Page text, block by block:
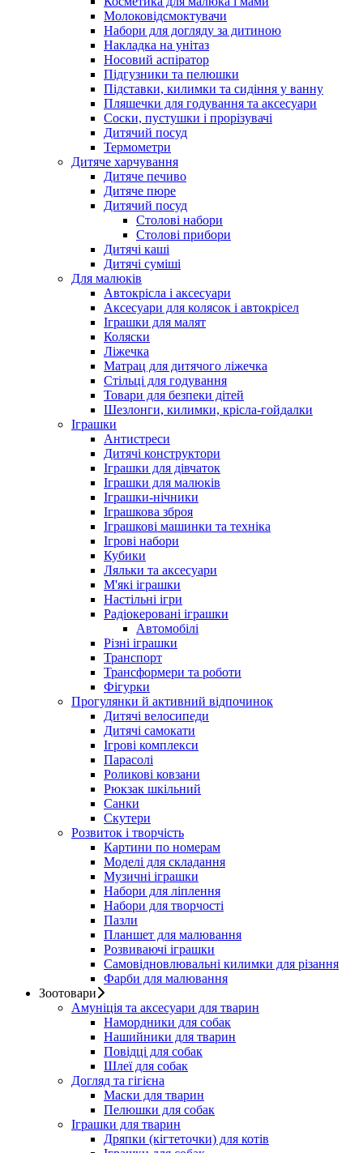
Молоковідсмоктувачи
Набори для догляду за дитиною
Накладка на унітаз
Носовий аспіратор
Підгузники та пелюшки
Підставки, килимки та сидіння у ванну
Пляшечки для годування та аксесуари
Соски, пустушки і прорізувачі
Дитячий посуд
Термометри
Дитяче харчування
Дитяче печиво
Дитяче пюре
Дитячий посуд
Столові набори
Столові прибори
Дитячі каші
Дитячі суміші
Для малюків
Автокрісла і аксесуари
Аксесуари для колясок і автокрісел
Іграшки для малят
Коляски
Ліжечка
Матрац для дитячого ліжечка
Стільці для годування
Товари для безпеки дітей
Шезлонги, килимки, крісла-гойдалки
Іграшки
Антистреси
Дитячі конструктори
Іграшки для дівчаток
Іграшки для малюків
Іграшки-нічники
Іграшкова зброя
Іграшкові машинки та техніка
Ігрові набори
Кубики
Ляльки та аксесуари
М'які іграшки
Настільні ігри
Радіокеровані іграшки
Автомобілі
Різні іграшки
Транспорт
Трансформери та роботи
Фігурки
Прогулянки й активний відпочинок
Дитячі велосипеди
Дитячі самокати
Ігрові комплекси
Парасолі
Роликові ковзани
Рюкзак шкільний
Санки
Скутери
Розвиток і творчість
Картини по номерам
Моделі для складання
Музичні іграшки
Набори для ліплення
Набори для творчості
Пазли
Планшет для малювання
Розвиваючі іграшки
Самовідновлювальні килимки для різання
Фарби для малювання
Зоотовари
Амуніція та аксесуари для тварин
Намордники для собак
Нашийники для тварин
Повідці для собак
Шлеї для собак
Догляд та гігієна
Маски для тварин
Пелюшки для собак
Іграшки для тварин
Дряпки (кігтеточки) для котів